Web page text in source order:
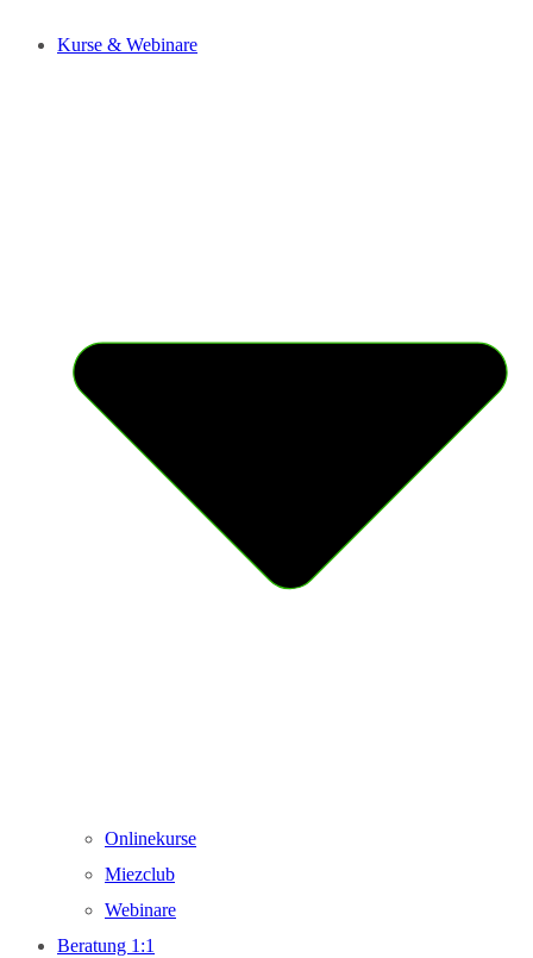
Kurse & Webinare
Onlinekurse
Miezclub
Webinare
Beratung 1:1